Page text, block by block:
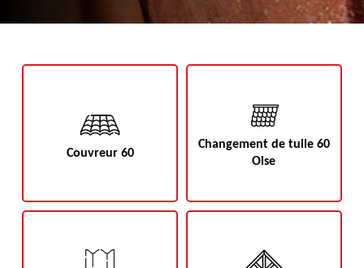
Couvreur 60
Changement de tuile 60
Oise